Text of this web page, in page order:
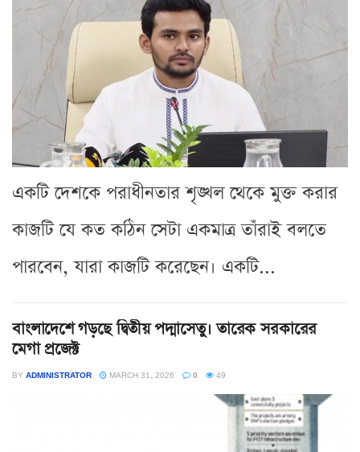
একটি দেশকে পরাধীনতার শৃঙ্খল থেকে মুক্ত করার
কাজটি যে কত কঠিন সেটা একমাত্র তাঁরাই বলতে
পারবেন, যারা কাজটি করেছেন। একটি...
বাংলাদেশে গড়ছে দ্বিতীয় পদ্মাসেতু। তারেক সরকারের
মেগা প্রজেক্ট
BY ADMINISTRATOR MARCH 31, 2026 0 49